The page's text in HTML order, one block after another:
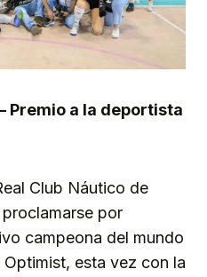
Premio a la deportista
Club Náutico de
por
campeona del mundo
esta vez con la